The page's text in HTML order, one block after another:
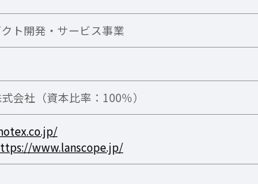
ト開発・サービス事業
会社（資本比率：100％）
www.lanscope.jp/